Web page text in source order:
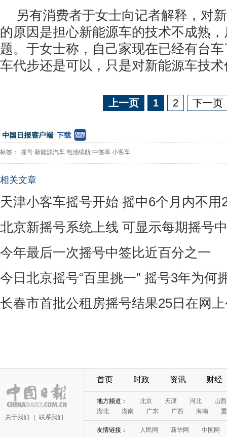
另有消费者于女士向记者解释，对
的原因是担心新能源车的技术不成熟
题。于女士称，自己家现在已经有台
车代步还是可以，只是对新能源车技
上一页 1 2 下一页
标签： 摇号 新能源汽车 电池续航 中签率 小客车
相关文章
天津小客车摇号开始 摇中6个月内不用
北京新摇号系统上线 可显示每期摇号
今年最后一次摇号中签比近百分之一
今日北京摇号“百里挑一” 摇号3年为何
长春市首批公租房摇号结果25日在网
关于我们 联系我们
首页 时政 资讯 财经
地方频道： 北京 天津 河北
山西
湖北
湖南 广东 广西 海南
友情链接： 人民网 新华网
中国网